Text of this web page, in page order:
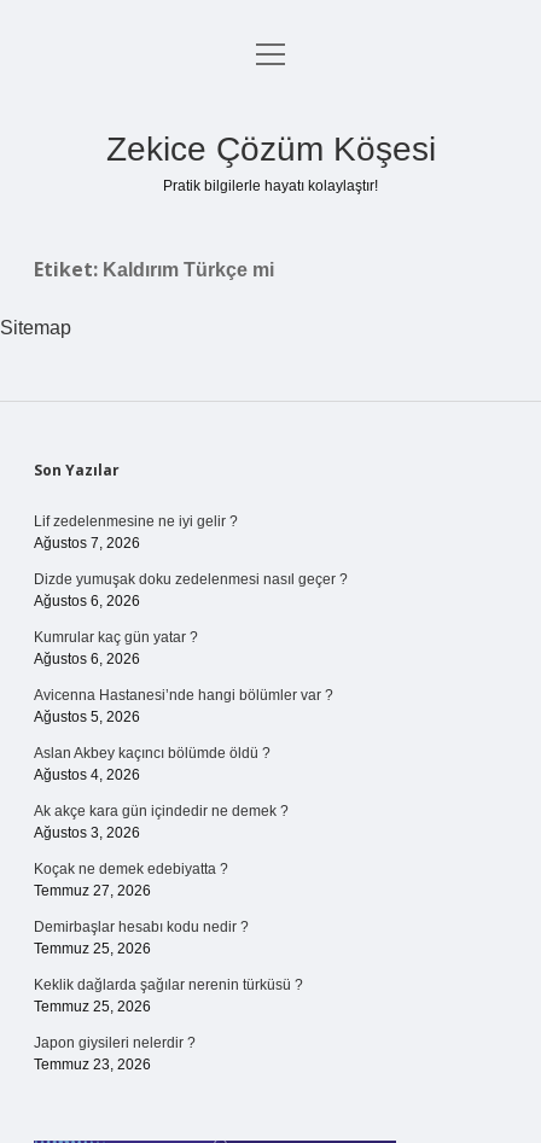
Anasayfa
Yasal Uyarı
menüyü
Zekice Çözüm Köşesi
Pratik bilgilerle hayatı kolaylaştır!
Etiket: Kaldırım Türkçe mi
Sitemap
Sidebar
Son Yazılar
Lif zedelenmesine ne iyi gelir ?
Ağustos 7, 2026
Dizde yumuşak doku zedelenmesi nasıl geçer ?
Ağustos 6, 2026
Kumrular kaç gün yatar ?
Ağustos 6, 2026
Avicenna Hastanesi’nde hangi bölümler var ?
Ağustos 5, 2026
Aslan Akbey kaçıncı bölümde öldü ?
Ağustos 4, 2026
Ak akçe kara gün içindedir ne demek ?
Ağustos 3, 2026
Koçak ne demek edebiyatta ?
Temmuz 27, 2026
Demirbaşlar hesabı kodu nedir ?
Temmuz 25, 2026
Keklik dağlarda şağılar nerenin türküsü ?
Temmuz 25, 2026
Japon giysileri nelerdir ?
Temmuz 23, 2026